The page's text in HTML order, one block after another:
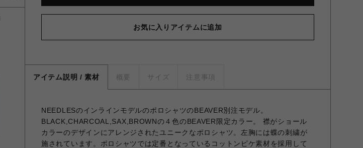
お気に入りアイテムに追加
アイテム説明 / 素材 概要 サイズ 注意事項
NEEDLESのインラインモデルのポロシャツのBEAVER別注モデル。
BLACK,CHARCOAL,SAX,BROWNの４色のBEAVER限定カラー。 襟がショール
カラーのデザインにアレンジされたユニークなポロシャツ。左胸には蝶の刺繍が
施されています。ポロシャツでは定番となっているコットンピケ素材を採用して